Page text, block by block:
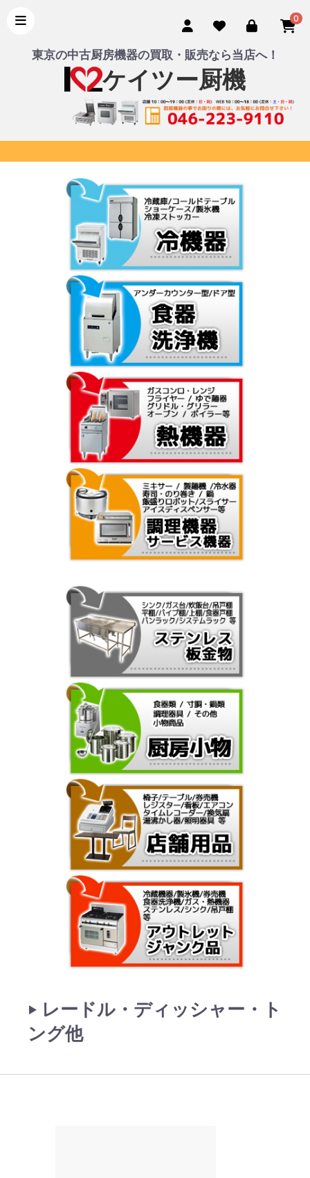
0
東京の中古厨房機器の買取・販売なら当店へ！
ケイツー厨機
‣ レードル・ディッシャー・ト
ング他